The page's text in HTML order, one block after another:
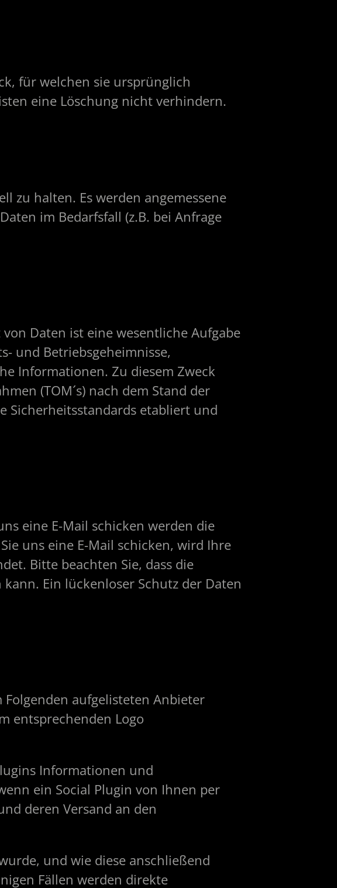
für welchen sie ursprünglich
eine Löschung nicht verhindern.
zu halten. Es werden angemessene
im Bedarfsfall (z.B. bei Anfrage
Daten ist eine wesentliche Aufgabe
und Betriebsgeheimnisse,
Informationen. Zu diesem Zweck
(TOM´s) nach dem Stand der
Sicherheitsstandards etabliert und
eine E-Mail schicken werden die
uns eine E-Mail schicken, wird Ihre
Bitte beachten Sie, dass die
Ein lückenloser Schutz der Daten
aufgelisteten Anbieter
entsprechenden Logo
Informationen und
ein Social Plugin von Ihnen per
deren Versand an den
und wie diese anschließend
Fällen werden direkte